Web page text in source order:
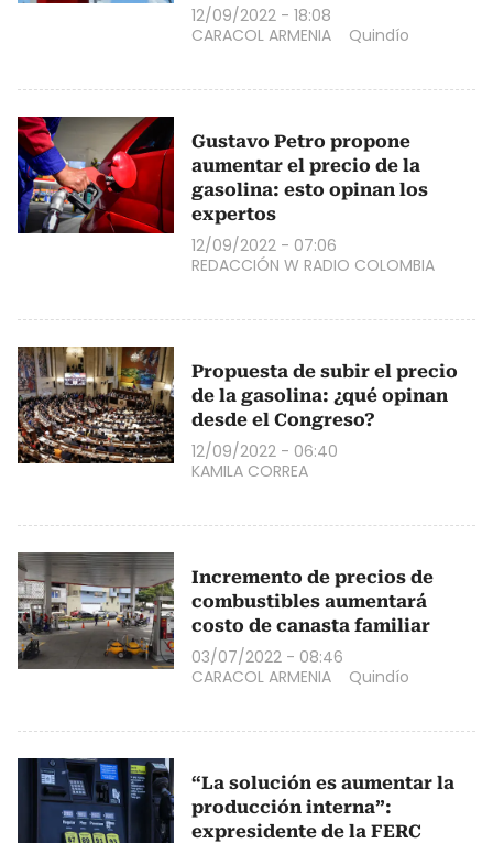
12/09/2022 - 18:08
CARACOL ARMENIA
Quindío
Gustavo Petro propone
aumentar el precio de la
gasolina: esto opinan los
expertos
12/09/2022 - 07:06
REDACCIÓN W RADIO COLOMBIA
Propuesta de subir el precio
de la gasolina: ¿qué opinan
desde el Congreso?
12/09/2022 - 06:40
KAMILA CORREA
Incremento de precios de
combustibles aumentará
costo de canasta familiar
03/07/2022 - 08:46
CARACOL ARMENIA
Quindío
“La solución es aumentar la
producción interna”:
expresidente de la FERC